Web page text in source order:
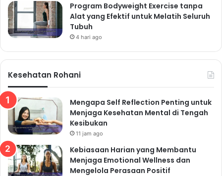
Program Bodyweight Exercise tanpa
Alat yang Efektif untuk Melatih Seluruh
Tubuh
4 hari ago
Kesehatan Rohani
Mengapa Self Reflection Penting untuk
Menjaga Kesehatan Mental di Tengah
Kesibukan
11 jam ago
Kebiasaan Harian yang Membantu
Menjaga Emotional Wellness dan
Mengelola Perasaan Positif